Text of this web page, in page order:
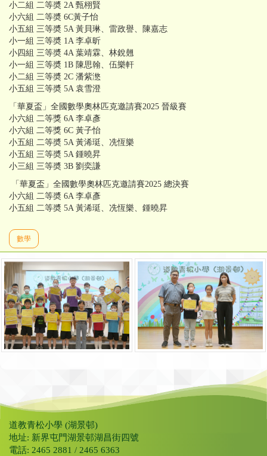
小二組 二等奬 2A 甄栩賢
小六組 二等奬 6C黃子怡
小五組 三等奬 5A 黃貝琳、雷政譽、陳嘉志
小一組 三等奬 1A 李卓昕
小四組 三等奬 4A 葉靖霖、林銳翹
小一組 三等奬 1B 陳思翰、伍樂軒
小二組 三等奬 2C 潘紫滺
小五組 三等奬 5A 袁雪澄
「華夏盃」全國數學奧林匹克邀請賽2025 晉級賽
小六組 二等獎 6A 李卓彥
小六組 二等獎 6C 黃子怡
小五組 二等奬 5A 黃浠珽、冼恆樂
小五組 三等奬 5A 鍾曉昇
小三組 三等奬 3B 劉奕謙
「華夏盃」全國數學奧林匹克邀請賽2025 總決賽
小六組 二等奬 6A 李卓彥
小五組 二等奬 5A 黃浠珽、冼恆樂、鍾曉昇
數學
道教青松小學 (湖景邨)
地址: 新界屯門湖景邨湖昌街四號
電話: 2465 2881 / 2465 6363